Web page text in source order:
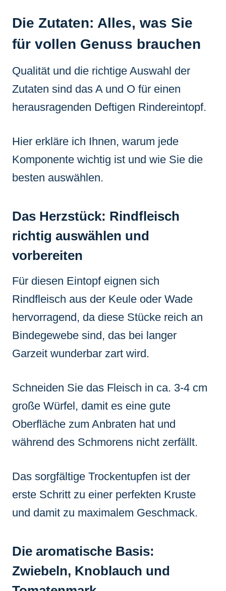
Die Zutaten: Alles, was Sie
für vollen Genuss brauchen
Qualität und die richtige Auswahl der
Zutaten sind das A und O für einen
herausragenden Deftigen Rindereintopf.
Hier erkläre ich Ihnen, warum jede
Komponente wichtig ist und wie Sie die
besten auswählen.
Das Herzstück: Rindfleisch
richtig auswählen und
vorbereiten
Für diesen Eintopf eignen sich
Rindfleisch aus der Keule oder Wade
hervorragend, da diese Stücke reich an
Bindegewebe sind, das bei langer
Garzeit wunderbar zart wird.
Schneiden Sie das Fleisch in ca. 3-4 cm
große Würfel, damit es eine gute
Oberfläche zum Anbraten hat und
während des Schmorens nicht zerfällt.
Das sorgfältige Trockentupfen ist der
erste Schritt zu einer perfekten Kruste
und damit zu maximalem Geschmack.
Die aromatische Basis:
Zwiebeln, Knoblauch und